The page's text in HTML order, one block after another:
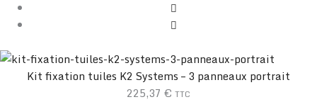
Kit fixation tuiles K2 Systems – 3 panneaux portrait
225,37 € TTC